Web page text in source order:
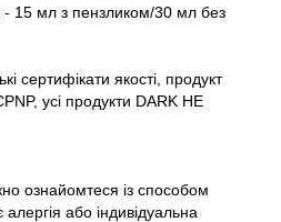
- 15 мл з пензликом/30 мл без
сертифікати якості, продукт
усі продукти DARK НЕ
ознайомтеся із способом
або індивідуальна